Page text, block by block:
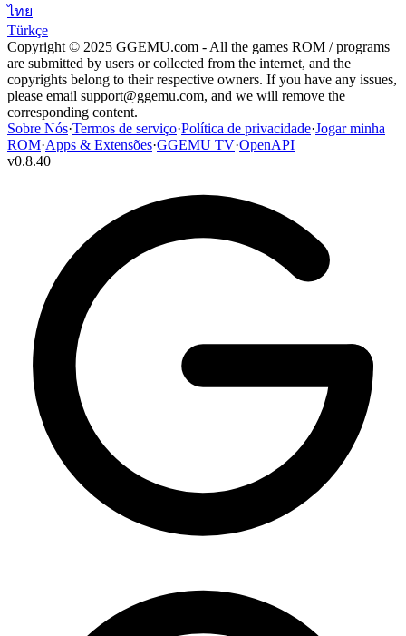
ไทย
Türkçe
Copyright © 2025 GGEMU.com - All the games ROM / programs
are submitted by users or collected from the internet, and the
copyrights belong to their respective owners. If you have any issues,
please email support@ggemu.com, and we will remove the
corresponding content.
Sobre Nós·Termos de serviço·Política de privacidade·Jogar minha
ROM·Apps & Extensões·GGEMU TV·OpenAPI
v0.8.40